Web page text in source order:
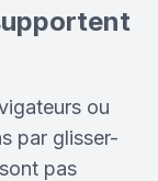
ou
par glisser-
pas